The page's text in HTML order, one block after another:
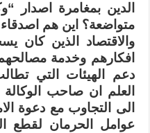
الدين بمغامرة اصدار
متواضعة؟ اين هم
والاقتصاد الذين كان
افكارهم وخدمة
دعم الهيئات التي
العلم ان صاحب
الى التجاوب مع دعوة
عوامل الحرمان لقطع